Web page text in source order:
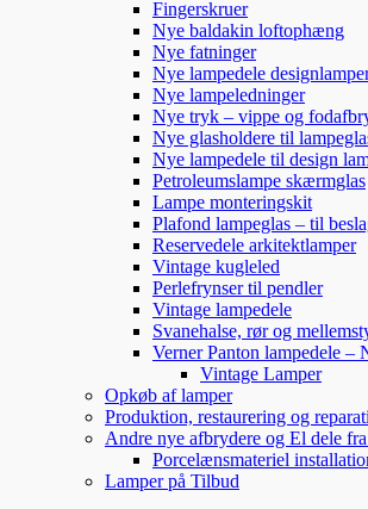
Fingerskruer
Nye baldakin loftophæng
Nye fatninger
Nye lampedele
Nye lampeledninger
Nye tryk – vippe og
Nye glasholdere til
Nye lampedele til design
Petroleumslampe skærmglas
Lampe monteringskit
Plafond lampeglas – til
Reservedele arkitektlamper
Vintage kugleled
Perlefrynser til pendler
Vintage lampedele
Svanehalse, rør og
Verner Panton lampedele –
Vintage Lamper
Opkøb af lamper
Produktion, restaurering og
Andre nye afbrydere og El dele
Porcelænsmateriel
Lamper på Tilbud